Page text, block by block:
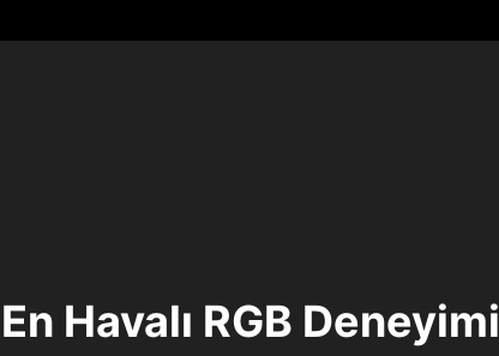
En Havalı RGB Deneyimi